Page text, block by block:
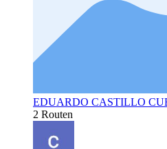
EDUARDO CASTILLO
2 Routen